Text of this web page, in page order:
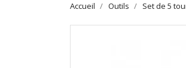
Accueil Outils Set de 5